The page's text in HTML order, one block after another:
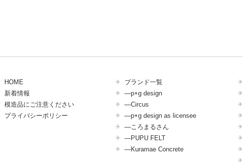
HOME
新着情報
模造品にご注意ください
プライバシーポリシー
ブランド一覧
―p+g design
―Circus
―p+g design as licensee
―ころまるさん
―PUPU FELT
―Kuramae Concrete